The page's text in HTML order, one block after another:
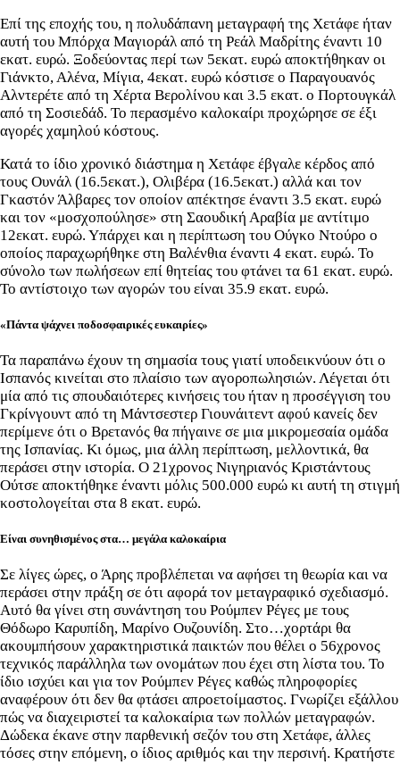
Επί της εποχής του, η πολυδάπανη μεταγραφή της Χετάφε ήταν
αυτή του Μπόρχα Μαγιοράλ από τη Ρεάλ Μαδρίτης έναντι 10
εκατ. ευρώ. Ξοδεύοντας περί των 5εκατ. ευρώ αποκτήθηκαν οι
Γιάνκτο, Αλένα, Μίγια, 4εκατ. ευρώ κόστισε ο Παραγουανός
Αλντερέτε από τη Χέρτα Βερολίνου και 3.5 εκατ. ο Πορτουγκάλ
από τη Σοσιεδάδ. Το περασμένο καλοκαίρι προχώρησε σε έξι
αγορές χαμηλού κόστους.
Κατά το ίδιο χρονικό διάστημα η Χετάφε έβγαλε κέρδος από
τους Ουνάλ (16.5εκατ.), Ολιβέρα (16.5εκατ.) αλλά και τον
Γκαστόν Άλβαρες τον οποίον απέκτησε έναντι 3.5 εκατ. ευρώ
και τον «μοσχοπούλησε» στη Σαουδική Αραβία με αντίτιμο
12εκατ. ευρώ. Υπάρχει και η περίπτωση του Ούγκο Ντούρο ο
οποίος παραχωρήθηκε στη Βαλένθια έναντι 4 εκατ. ευρώ. Το
σύνολο των πωλήσεων επί θητείας του φτάνει τα 61 εκατ. ευρώ.
Το αντίστοιχο των αγορών του είναι 35.9 εκατ. ευρώ.
«Πάντα ψάχνει ποδοσφαιρικές ευκαιρίες»
Τα παραπάνω έχουν τη σημασία τους γιατί υποδεικνύουν ότι ο
Ισπανός κινείται στο πλαίσιο των αγοροπωλησιών. Λέγεται ότι
μία από τις σπουδαιότερες κινήσεις του ήταν η προσέγγιση του
Γκρίνγουντ από τη Μάντσεστερ Γιουνάιτεντ αφού κανείς δεν
περίμενε ότι ο Βρετανός θα πήγαινε σε μια μικρομεσαία ομάδα
της Ισπανίας. Κι όμως, μια άλλη περίπτωση, μελλοντικά, θα
περάσει στην ιστορία. Ο 21χρονος Νιγηριανός Κριστάντους
Ούτσε αποκτήθηκε έναντι μόλις 500.000 ευρώ κι αυτή τη στιγμή
κοστολογείται στα 8 εκατ. ευρώ.
Είναι συνηθισμένος στα… μεγάλα καλοκαίρια
Σε λίγες ώρες, ο Άρης προβλέπεται να αφήσει τη θεωρία και να
περάσει στην πράξη σε ότι αφορά τον μεταγραφικό σχεδιασμό.
Αυτό θα γίνει στη συνάντηση του Ρούμπεν Ρέγες με τους
Θόδωρο Καρυπίδη, Μαρίνο Ουζουνίδη. Στο…χορτάρι θα
ακουμπήσουν χαρακτηριστικά παικτών που θέλει ο 56χρονος
τεχνικός παράλληλα των ονομάτων που έχει στη λίστα του. Το
ίδιο ισχύει και για τον Ρούμπεν Ρέγες καθώς πληροφορίες
αναφέρουν ότι δεν θα φτάσει απροετοίμαστος. Γνωρίζει εξάλλου
πώς να διαχειριστεί τα καλοκαίρια των πολλών μεταγραφών.
Δώδεκα έκανε στην παρθενική σεζόν του στη Χετάφε, άλλες
τόσες στην επόμενη, ο ίδιος αριθμός και την περσινή. Κρατήστε